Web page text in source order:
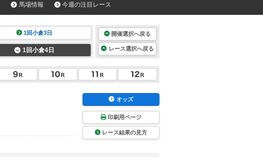
馬場情報 今週の注目レース
1回小倉3日
1回小倉4日
開催選択へ戻る
レース選択へ戻る
オッズ
印刷用ページ
レース結果の見方